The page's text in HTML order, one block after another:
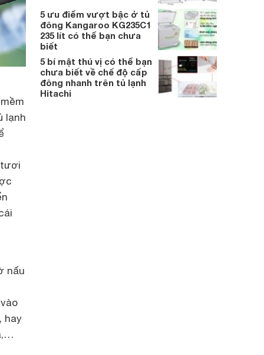
lạnh
nấu
hay
5 ưu điểm vượt bậc ở tủ
đông Kangaroo KG235C1
235 lít có thể bạn chưa
biết
5 bí mật thú vị có thể bạn
chưa biết về chế độ cấp
đông nhanh trên tủ lạnh
Hitachi